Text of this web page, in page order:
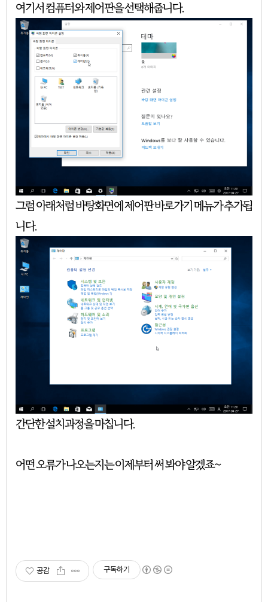
여기서 컴퓨터와 제어판을 선택해줍니다.
그럼 아래처럼 바탕화면에 제어판 바로가기 메뉴가 추가됩
니다.
간단한 설치과정을 마칩니다.
어떤 오류가 나오는지는 이제부터 써 봐야 알겠죠~
공감 구독하기